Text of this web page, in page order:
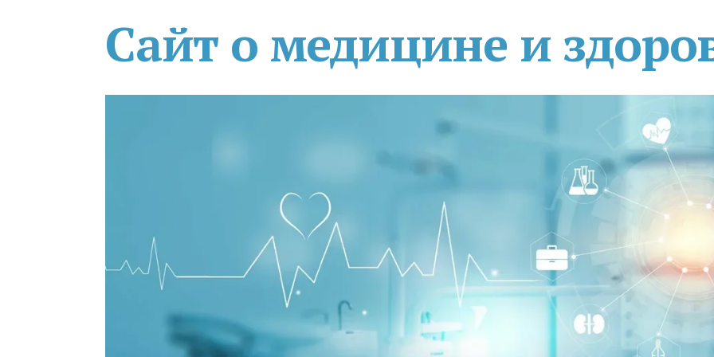
Сайт о медицине и